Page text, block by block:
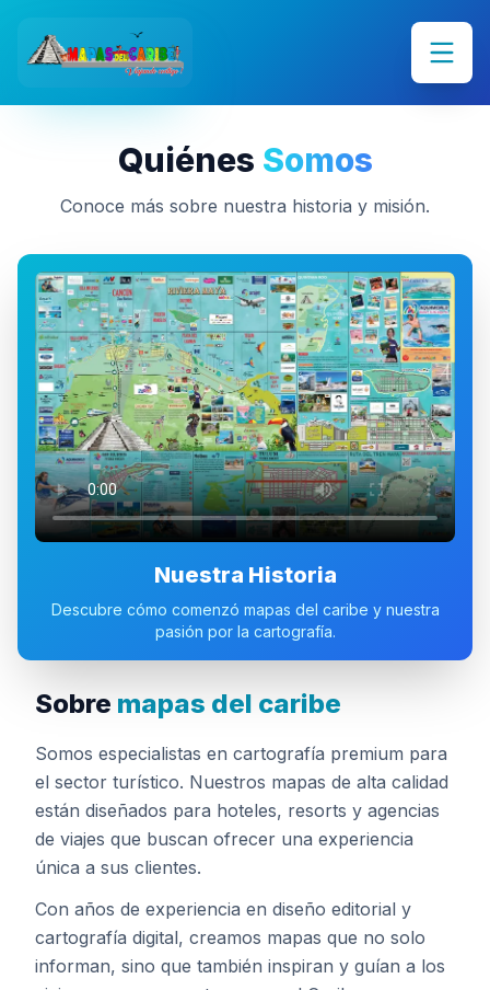
Quiénes Somos
Conoce más sobre nuestra historia y misión.
Nuestra Historia
Descubre cómo comenzó mapas del caribe y nuestra
pasión por la cartografía.
Sobre mapas del caribe
Somos especialistas en cartografía premium para
el sector turístico. Nuestros mapas de alta calidad
están diseñados para hoteles, resorts y agencias
de viajes que buscan ofrecer una experiencia
única a sus clientes.
Con años de experiencia en diseño editorial y
cartografía digital, creamos mapas que no solo
informan, sino que también inspiran y guían a los